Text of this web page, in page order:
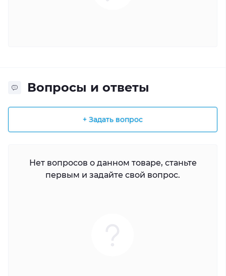
Вопросы и ответы
+ Задать вопрос
Нет вопросов о данном товаре, станьте
первым и задайте свой вопрос.